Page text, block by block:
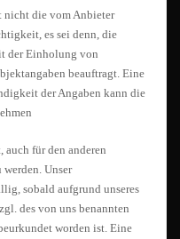
die vom Anbieter
es sei denn, die
der Einholung von
beauftragt. Eine
der Angaben kann die
für den anderen
Unser
sobald aufgrund unseres
des von uns benannten
worden ist. Eine